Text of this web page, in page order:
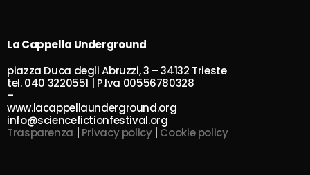
La Cappella Underground
piazza Duca degli Abruzzi, 3 – 34132 Trieste
tel. 040 3220551 | P.Iva 00556780328
–
www.lacappellaunderground.org
info@sciencefictionfestival.org
Trasparenza
Privacy policy| Cookie policy